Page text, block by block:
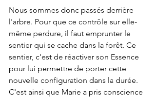
Nous sommes donc passés derrière
l'arbre. Pour que ce contrôle sur elle-
même perdure, il faut emprunter le
sentier qui se cache dans la forêt. Ce
sentier, c'est de réactiver son Essence
pour lui permettre de porter cette
nouvelle configuration dans la durée.
C'est ainsi que Marie a pris conscience